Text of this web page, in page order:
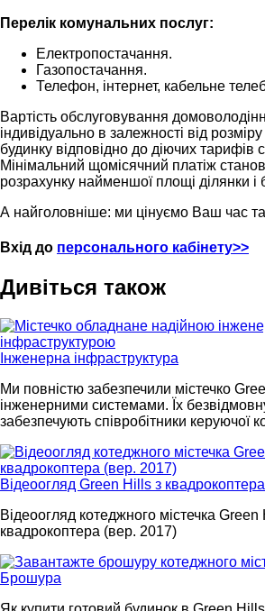
Перелік комунальних послуг:
Електропостачання.
Газопостачання.
Телефон, інтернет, кабельне
Вартість обслуговування
індивідуально в залежності від
будинку відповідно до діючих тарифів
Мінімальний щомісячний платіж
розрахунку найменшої площі ділянки і
А найголовніше: ми цінуємо Ваш час
Вхід до персонального кабінету>>
Дивіться також
Інженерна інфраструктура
Ми повністю забезпечили містечко
інженерними системами. Їх
забезпечують співробітники керуючої
Відеоогляд Green Hills з квадрокоптера
Відеоогляд котеджного містечка Green
квадрокоптера (вер. 2017)
Брошура